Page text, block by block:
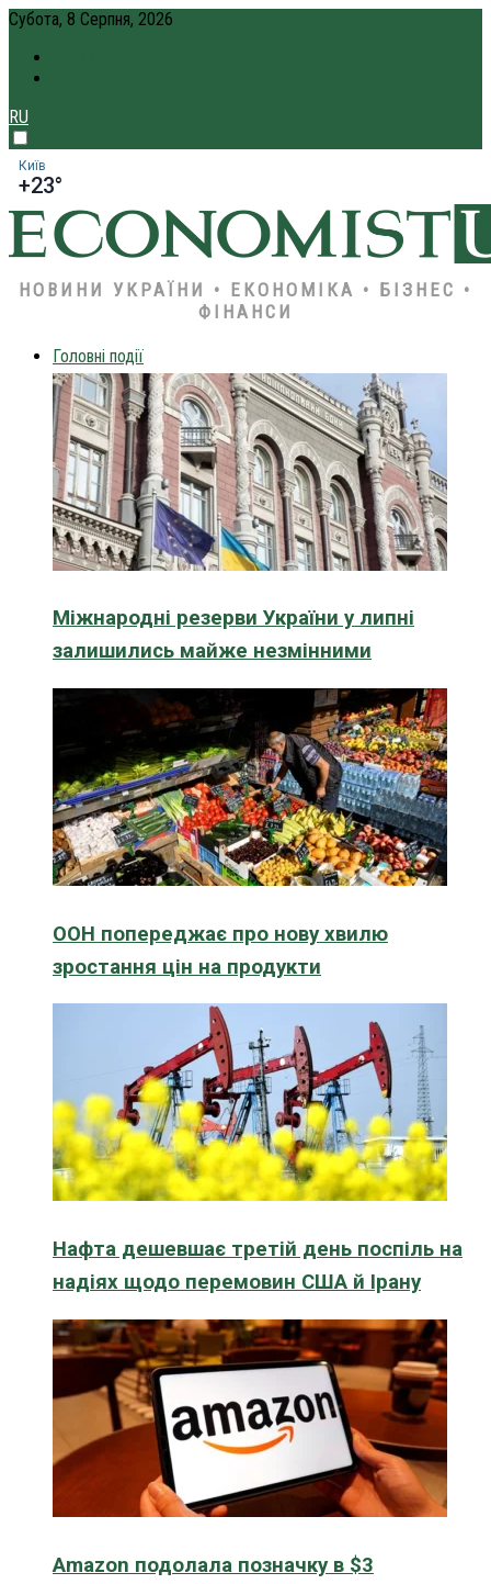
Субота, 8 Серпня, 2026
RU
Київ
+23°
НОВИНИ УКРАЇНИ • ЕКОНОМІКА • БІЗНЕС •
ФІНАНСИ
Головні події
Міжнародні резерви України у липні
залишились майже незмінними
ООН попереджає про нову хвилю
зростання цін на продукти
Нафта дешевшає третій день поспіль на
надіях щодо перемовин США й Ірану
Amazon подолала позначку в $3